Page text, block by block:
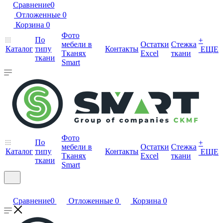
Сравнение0
Отложенные 0
Корзина 0
Каталог
По
типу
ткани
Фото
мебели в
Тканях
Smart
Контакты
Остатки
Excel
Стежка
ткани
+
ЕЩЕ
Каталог
По
типу
ткани
Фото
мебели в
Тканях
Smart
Контакты
Остатки
Excel
Стежка
ткани
+
ЕЩЕ
Сравнение0 Отложенные 0 Корзина 0